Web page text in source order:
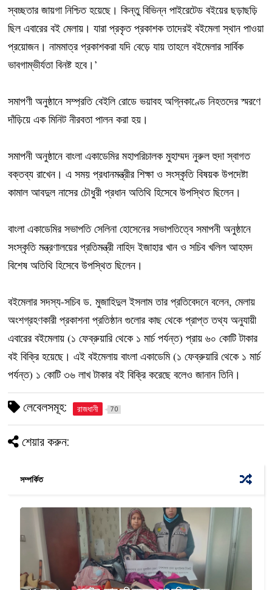
স্বচ্ছতার জায়গা নিশ্চিত হয়েছে। কিন্তু বিভিন্ন পাইরেটেড বইয়ের ছড়াছড়ি
ছিল এবারের বই মেলায়। যারা প্রকৃত প্রকাশক তাদেরই বইমেলা স্থান পাওয়া
প্রয়োজন। নামমাত্র প্রকাশকরা যদি বেড়ে যায় তাহলে বইমেলার সার্বিক
ভাবগাম্ভীর্যতা বিনষ্ট হবে।’
সমাপণী অনুষ্ঠানে সম্প্রতি বেইলি রোডে ভয়াবহ অগ্নিকাণ্ডে নিহতদের স্মরণে
দাঁড়িয়ে এক মিনিট নীরবতা পালন করা হয়।
সমাপনী অনুষ্ঠানে বাংলা একাডেমির মহাপরিচালক মুহাম্মদ নুরুল হুদা স্বাগত
বক্তব্য রাখেন। এ সময় প্রধানমন্ত্রীর শিক্ষা ও সংস্কৃতি বিষয়ক উপদেষ্টা
কামাল আবদুল নাসের চৌধুরী প্রধান অতিথি হিসেবে উপস্থিত ছিলেন।
বাংলা একাডেমির সভাপতি সেলিনা হোসেনের সভাপতিত্বে সমাপনী অনুষ্ঠানে
সংস্কৃতি মন্ত্রণালয়ের প্রতিমন্ত্রী নাহিদ ইজাহার খান ও সচিব খলিল আহমদ
বিশেষ অতিথি হিসেবে উপস্থিত ছিলেন।
বইমেলার সদস্য-সচিব ড. মুজাহিদুল ইসলাম তার প্রতিবেদনে বলেন, মেলায়
অংশগ্রহণকারী প্রকাশনা প্রতিষ্ঠান গুলোর কাছ থেকে প্রাপ্ত তথ্য অনুযায়ী
এবারের বইমেলায় (১ ফেব্রুয়ারি থেকে ১ মার্চ পর্যন্ত) প্রায় ৬০ কোটি টাকার
বই বিক্রি হয়েছে। এই বইমেলায় বাংলা একাডেমি (১ ফেব্রুয়ারি থেকে ১ মার্চ
পর্যন্ত) ১ কোটি ৩৬ লাখ টাকার বই বিক্রি করেছে বলেও জানান তিনি।
লেবেলসমূহ: রাজধানী 70
শেয়ার করুন:
সম্পর্কিত